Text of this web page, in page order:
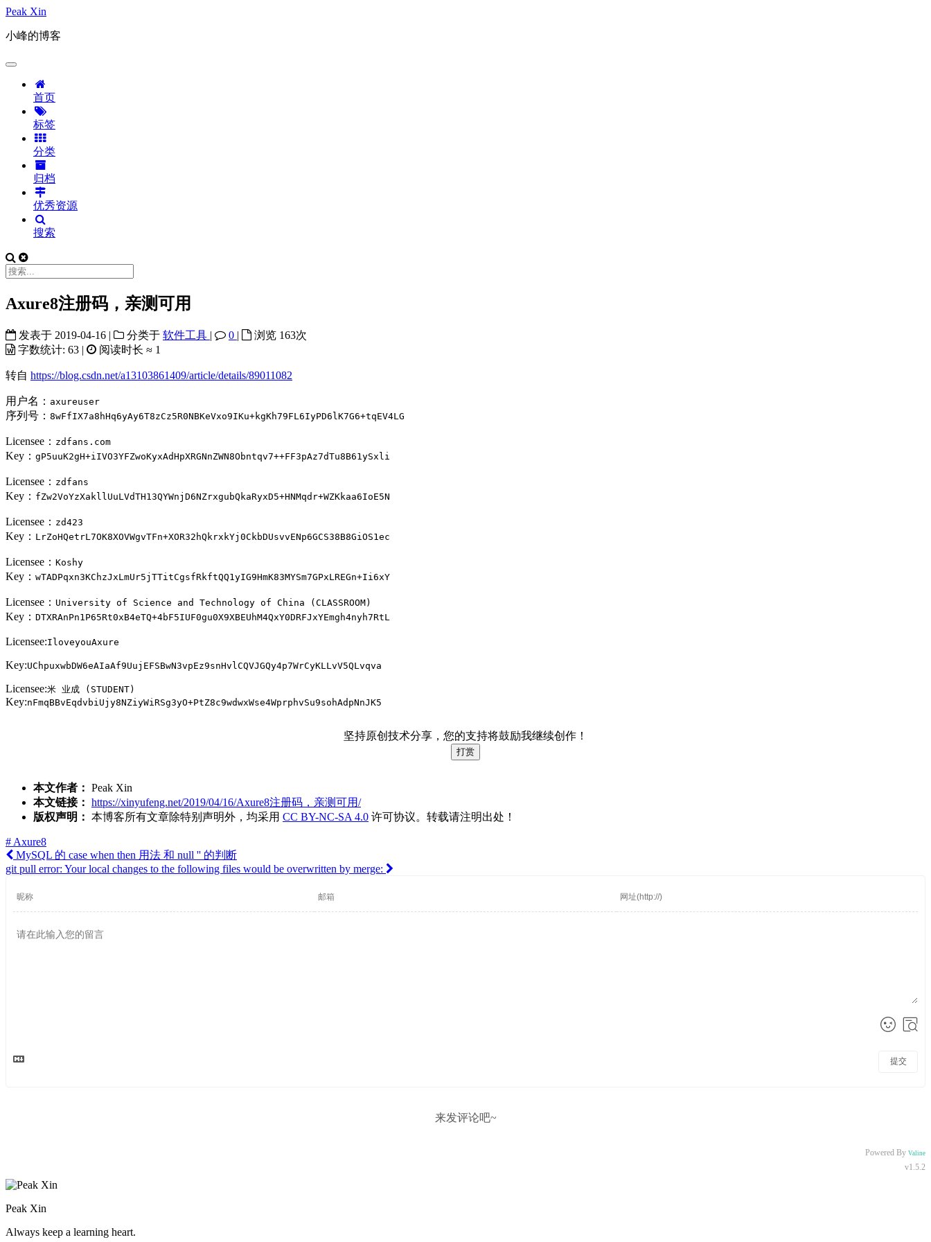
Peak Xin
小峰的博客
首页
标签
分类
归档
优秀资源
搜索
Axure8注册码，亲测可用
发表于 2019-04-16 | 分类于 软件工具 | 0 | 浏览 163次
字数统计: 63 | 阅读时长 ≈ 1
转自 https://blog.csdn.net/a13103861409/article/details/89011082
用户名： axureuser
序列号： 8wFfIX7a8hHq6yAy6T8zCz5R0NBKeVxo9IKu+kgKh79FL6IyPD6lK7G6+tqEV4LG
Licensee： zdfans.com
Key： gP5uuK2gH+iIVO3YFZwoKyxAdHpXRGNnZWN8Obntqv7++FF3pAz7dTu8B61ySxli
Licensee： zdfans
Key： fZw2VoYzXakllUuLVdTH13QYWnjD6NZrxgubQkaRyxD5+HNMqdr+WZKkaa6IoE5N
Licensee： zd423
Key： LrZoHQetrL7OK8XOVWgvTFn+XOR32hQkrxkYj0CkbDUsvvENp6GCS38B8GiOS1ec
Licensee： Koshy
Key： wTADPqxn3KChzJxLmUr5jTTitCgsfRkftQQ1yIG9HmK83MYSm7GPxLREGn+Ii6xY
Licensee： University of Science and Technology of China (CLASSROOM)
Key： DTXRAnPn1P65Rt0xB4eTQ+4bF5IUF0gu0X9XBEUhM4QxY0DRFJxYEmgh4nyh7RtL
Licensee:IloveyouAxure
Key:UChpuxwbDW6eAIaAf9UujEFSBwN3vpEz9snHvlCQVJGQy4p7WrCyKLLvV5QLvqva
Licensee:米 业成 (STUDENT)
Key:nFmqBBvEqdvbiUjy8NZiyWiRSg3yO+PtZ8c9wdwxWse4WprphvSu9sohAdpNnJK5
坚持原创技术分享，您的支持将鼓励我继续创作！
打赏
本文作者： Peak Xin
本文链接： https://xinyufeng.net/2019/04/16/Axure8注册码，亲测可用/
版权声明： 本博客所有文章除特别声明外，均采用 CC BY-NC-SA 4.0 许可协议。转载请注明出处！
# Axure8
MySQL 的 case when then 用法 和 null '' 的判断
git pull error: Your local changes to the following files would be overwritten by merge:
提交
来发评论吧~
Powered By Valine
v1.5.2
Peak Xin
Always keep a learning heart.